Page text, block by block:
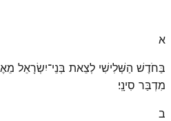
א
בַּחֹדֶשׁ הַשְּׁלִישִׁי לְצֵאת בְּנֵי־יִשְׂרָאֵל
מִדְבַּר סִינָֽי׃
ב